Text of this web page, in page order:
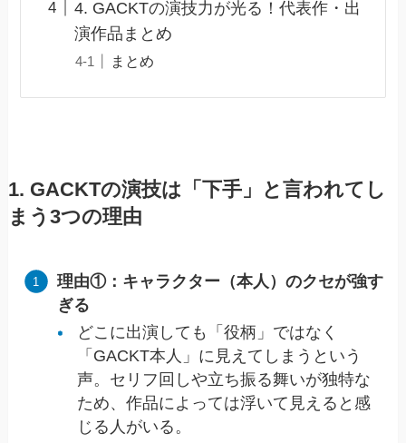
4. GACKTの演技力が光る！代表作・出
演作品まとめ
まとめ
1. GACKTの演技は「下手」と言われてし
まう3つの理由
理由①：キャラクター（本人）のクセが強す
ぎる
どこに出演しても「役柄」ではなく
「GACKT本人」に見えてしまうという
声。セリフ回しや立ち振る舞いが独特な
ため、作品によっては浮いて見えると感
じる人がいる。